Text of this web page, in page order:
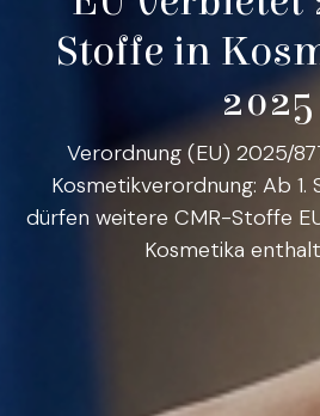
Stoffe in
2025
Verordnung (EU) 2025/
Kosmetikverordnung: Ab
dürfen weitere CMR-Stoffe
Kosmetika